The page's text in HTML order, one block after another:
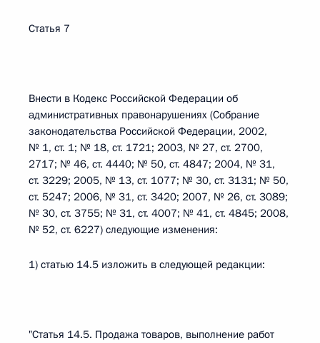
Статья 7
Внести в Кодекс Российской Федерации об
административных правонарушениях (Собрание
законодательства Российской Федерации, 2002,
№ 1, ст. 1; № 18, ст. 1721; 2003, № 27, ст. 2700,
2717; № 46, ст. 4440; № 50, ст. 4847; 2004, № 31,
ст. 3229; 2005, № 13, ст. 1077; № 30, ст. 3131; № 50,
ст. 5247; 2006, № 31, ст. 3420; 2007, № 26, ст. 3089;
№ 30, ст. 3755; № 31, ст. 4007; № 41, ст. 4845; 2008,
№ 52, ст. 6227) следующие изменения:
1) статью 14.5 изложить в следующей редакции:
"Статья 14.5. Продажа товаров, выполнение работ